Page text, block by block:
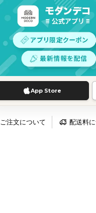
App Store
ご注文について 配送料